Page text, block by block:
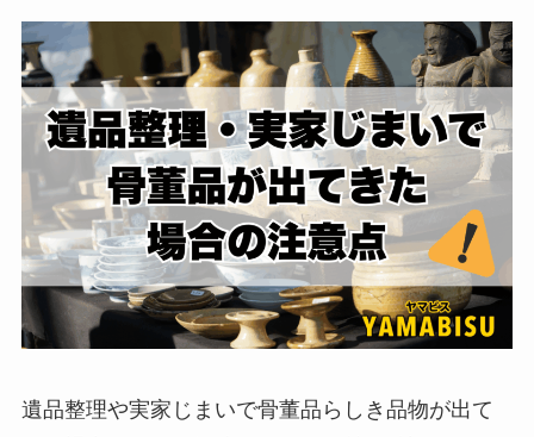
遺品整理や実家じまいで骨董品らしき品物が出て